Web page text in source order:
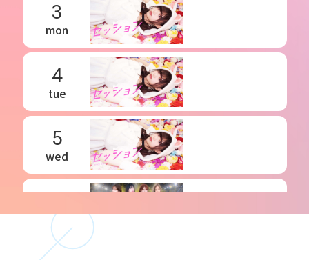
3
mon
4
tue
5
wed
thu